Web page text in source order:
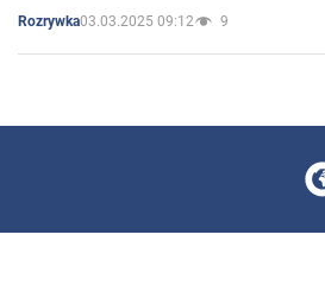
Rozrywka03.03.2025 09:12 9